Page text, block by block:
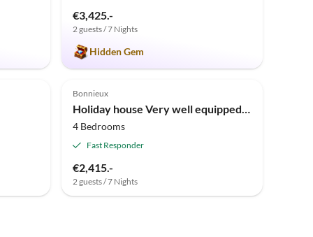
€3,425.-
2 guests / 7 Nights
Hidden Gem
Top-Listing
Bonnieux
4 Bedrooms
Fast Responder
€2,415.-
2 guests / 7 Nights